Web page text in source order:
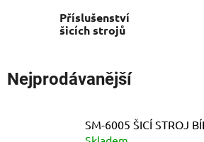
Příslušenství
šicích strojů
Nejprodávanější
SM-6005 ŠICÍ STROJ